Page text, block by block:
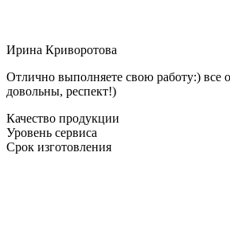
Ирина Криворотова
Отлично выполняете свою работу:) все
довольны, респект!)
Качество продукции
Уровень сервиса
Срок изготовления